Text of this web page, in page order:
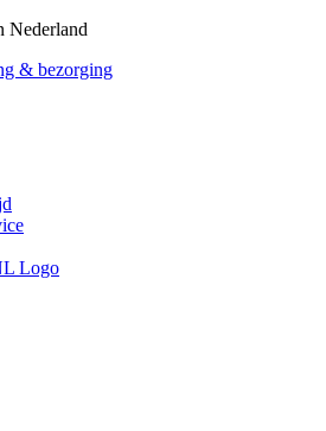
Nederland
& bezorging